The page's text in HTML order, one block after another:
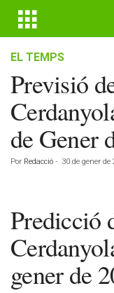
EL TEMPS
Previsió
de Gener
Por Redacció - 30 de gener de
Predicció
gener de